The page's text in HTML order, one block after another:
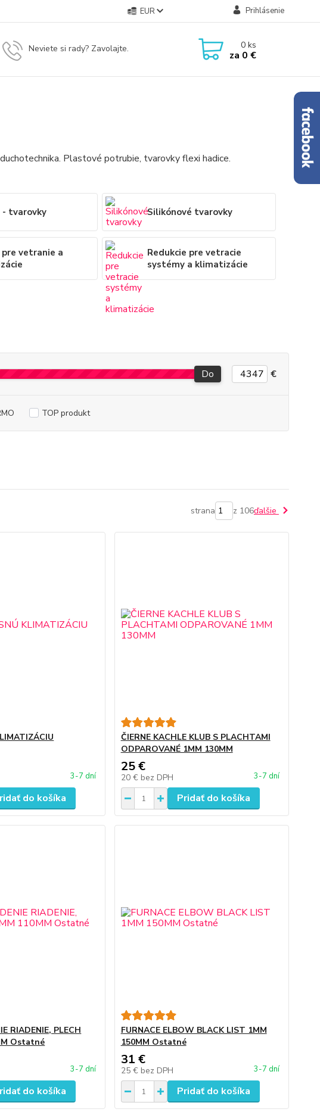
EUR Prihlásenie
Neviete si rady? Zavolajte. 0ks
za 0 €
Plastové potrubie, tvarovky flexi hadice.
- tvarovky Silikónové tvarovky
vetranie a
Redukcie pre vetracie
systémy a klimatizácie
Do €
TOP produkt
strana z 106ďalšie
3-7 dní
do košíka
ČIERNE KACHLE KLUB S PLACHTAMI
ODPAROVANÉ 1MM 130MM
25 €
20 € bez DPH 3-7 dní
Pridať do košíka
RIADENIE, PLECH
Ostatné
3-7 dní
do košíka
FURNACE ELBOW BLACK LIST 1MM
150MM Ostatné
31 €
25 € bez DPH 3-7 dní
Pridať do košíka